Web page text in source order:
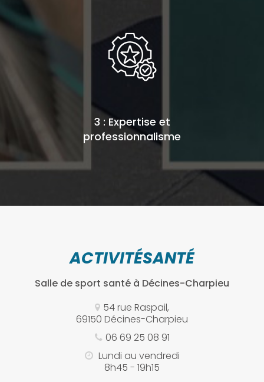
3 : Expertise et
professionnalisme
ACTIVITÉSANTÉ
Salle de sport santé à Décines-Charpieu
54 rue Raspail,
69150 Décines-Charpieu
06 69 25 08 91
Lundi au vendredi
8h45 - 19h15